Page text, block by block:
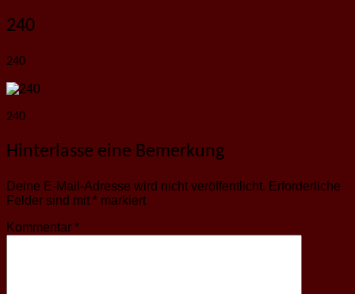
240
240
240
Hinterlasse eine Bemerkung
Deine E-Mail-Adresse wird nicht veröffentlicht. Erforderliche
Felder sind mit * markiert
Kommentar *